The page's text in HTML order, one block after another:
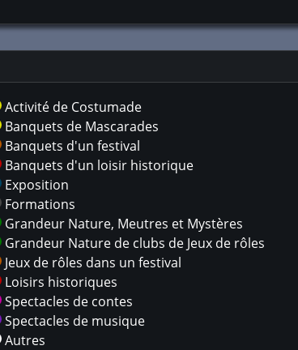
Activité de Costumade
Banquets de Mascarades
Banquets d'un festival
Banquets d'un loisir historique
Exposition
Formations
Grandeur Nature, Meutres et Mystères
Grandeur Nature de clubs de Jeux de rôles
Jeux de rôles dans un festival
Loisirs historiques
Spectacles de contes
Spectacles de musique
Autres